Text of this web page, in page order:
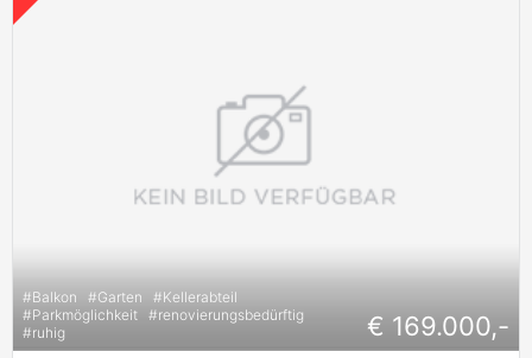
#Balkon #Garten #Kellerabteil
#Parkmöglichkeit #renovierungsbedürftig
#ruhig € 169.000,-